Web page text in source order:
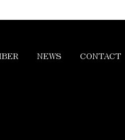
NEWS CONTACT